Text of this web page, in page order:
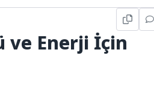
ve Enerji İçin